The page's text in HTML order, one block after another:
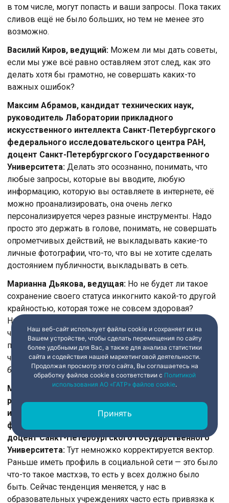
в том числе, могут попасть и ваши запросы. Пока таких
сливов ещё не было больших, но тем не менее это
возможно.
Василий Киров, ведущий: Можем ли мы дать советы,
если мы уже всё равно оставляем этот след, как это
делать хотя бы грамотно, не совершать каких-то
важных ошибок?
Максим Абрамов, кандидат технических наук,
руководитель Лаборатории прикладного
искусственного интеллекта Санкт-Петербургского
федерального исследовательского центра РАН,
доцент Санкт-Петербургского Государственного
Университета: Делать это осознанно, понимать, что
любые запросы, которые вы вводите, любую
информацию, которую вы оставляете в интернете, её
можно проанализировать, она очень легко
персонализируется через разные инструменты. Надо
просто это держать в голове, понимать, не совершать
опрометчивых действий, не выкладывать какие-то
личные фотографии, что-то, что вы не хотите сделать
достоянием публичности, выкладывать в сеть.
Марианна Дьякова, ведущая: Но не будет ли такое
сохранение своего статуса инкогнито какой-то другой
крайностью, которая тоже не совсем здоровая?
Например, отсутствие цифрового следа у такого
человека может повредить при трудоустройстве или
при каких-то других социальных контактах, когда у
человека вообще ничего нет. В наше время, казалось
бы, что такое невозможно.
Максим Абрамов, кандидат технических наук,
руководитель Лаборатории прикладного
искусственного интеллекта Санкт-Петербургского
федерального исследовательского центра РАН,
доцент Санкт-Петербургского Государственного
Университета: Тут немножко корректируется вектор.
Раньше иметь профиль в социальной сети — это было
что-то такое мастхэв, то есть у всех должно было
быть. Сейчас тенденция меняется, у нас в
образовательных учреждениях часто есть привязка к
Наш веб-сайт использует файлы cookie и сохраняет их на
Вашем устройстве, чтобы сделать перемещения по сайту
более удобными для Вас, а также для анализа статистики
сайта и содействия нашей маркетинговой деятельности.
Продолжая просмотр этого сайта, Вы соглашаетесь на
обработку файлов cookie в соответствии с Политикой
использования АО «ГАТР» файлов cookie.
Принять